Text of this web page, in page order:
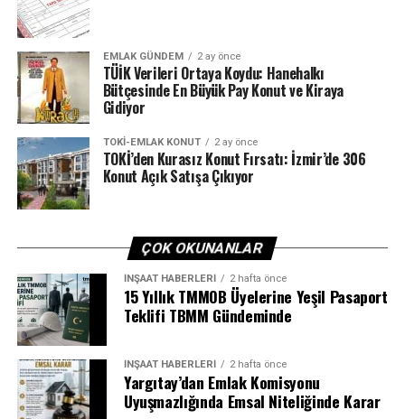
EMLAK GÜNDEM 2 ay önce
TÜİK Verileri Ortaya Koydu: Hanehalkı
Bütçesinde En Büyük Pay Konut ve Kiraya
Gidiyor
TOKI-EMLAK KONUT 2 ay önce
TOKİ’den Kurasız Konut Fırsatı: İzmir’de 306
Konut Açık Satışa Çıkıyor
ÇOK OKUNANLAR
İNŞAAT HABERLERI 2 hafta önce
15 Yıllık TMMOB Üyelerine Yeşil Pasaport
Teklifi TBMM Gündeminde
İNŞAAT HABERLERI 2 hafta önce
Yargıtay’dan Emlak Komisyonu
Uyuşmazlığında Emsal Niteliğinde Karar